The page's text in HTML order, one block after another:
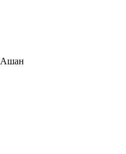
Ашан